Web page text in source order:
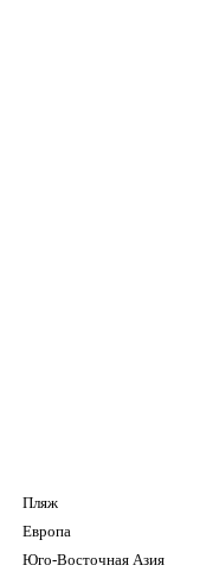
Пляж
Европа
Юго-Восточная Азия